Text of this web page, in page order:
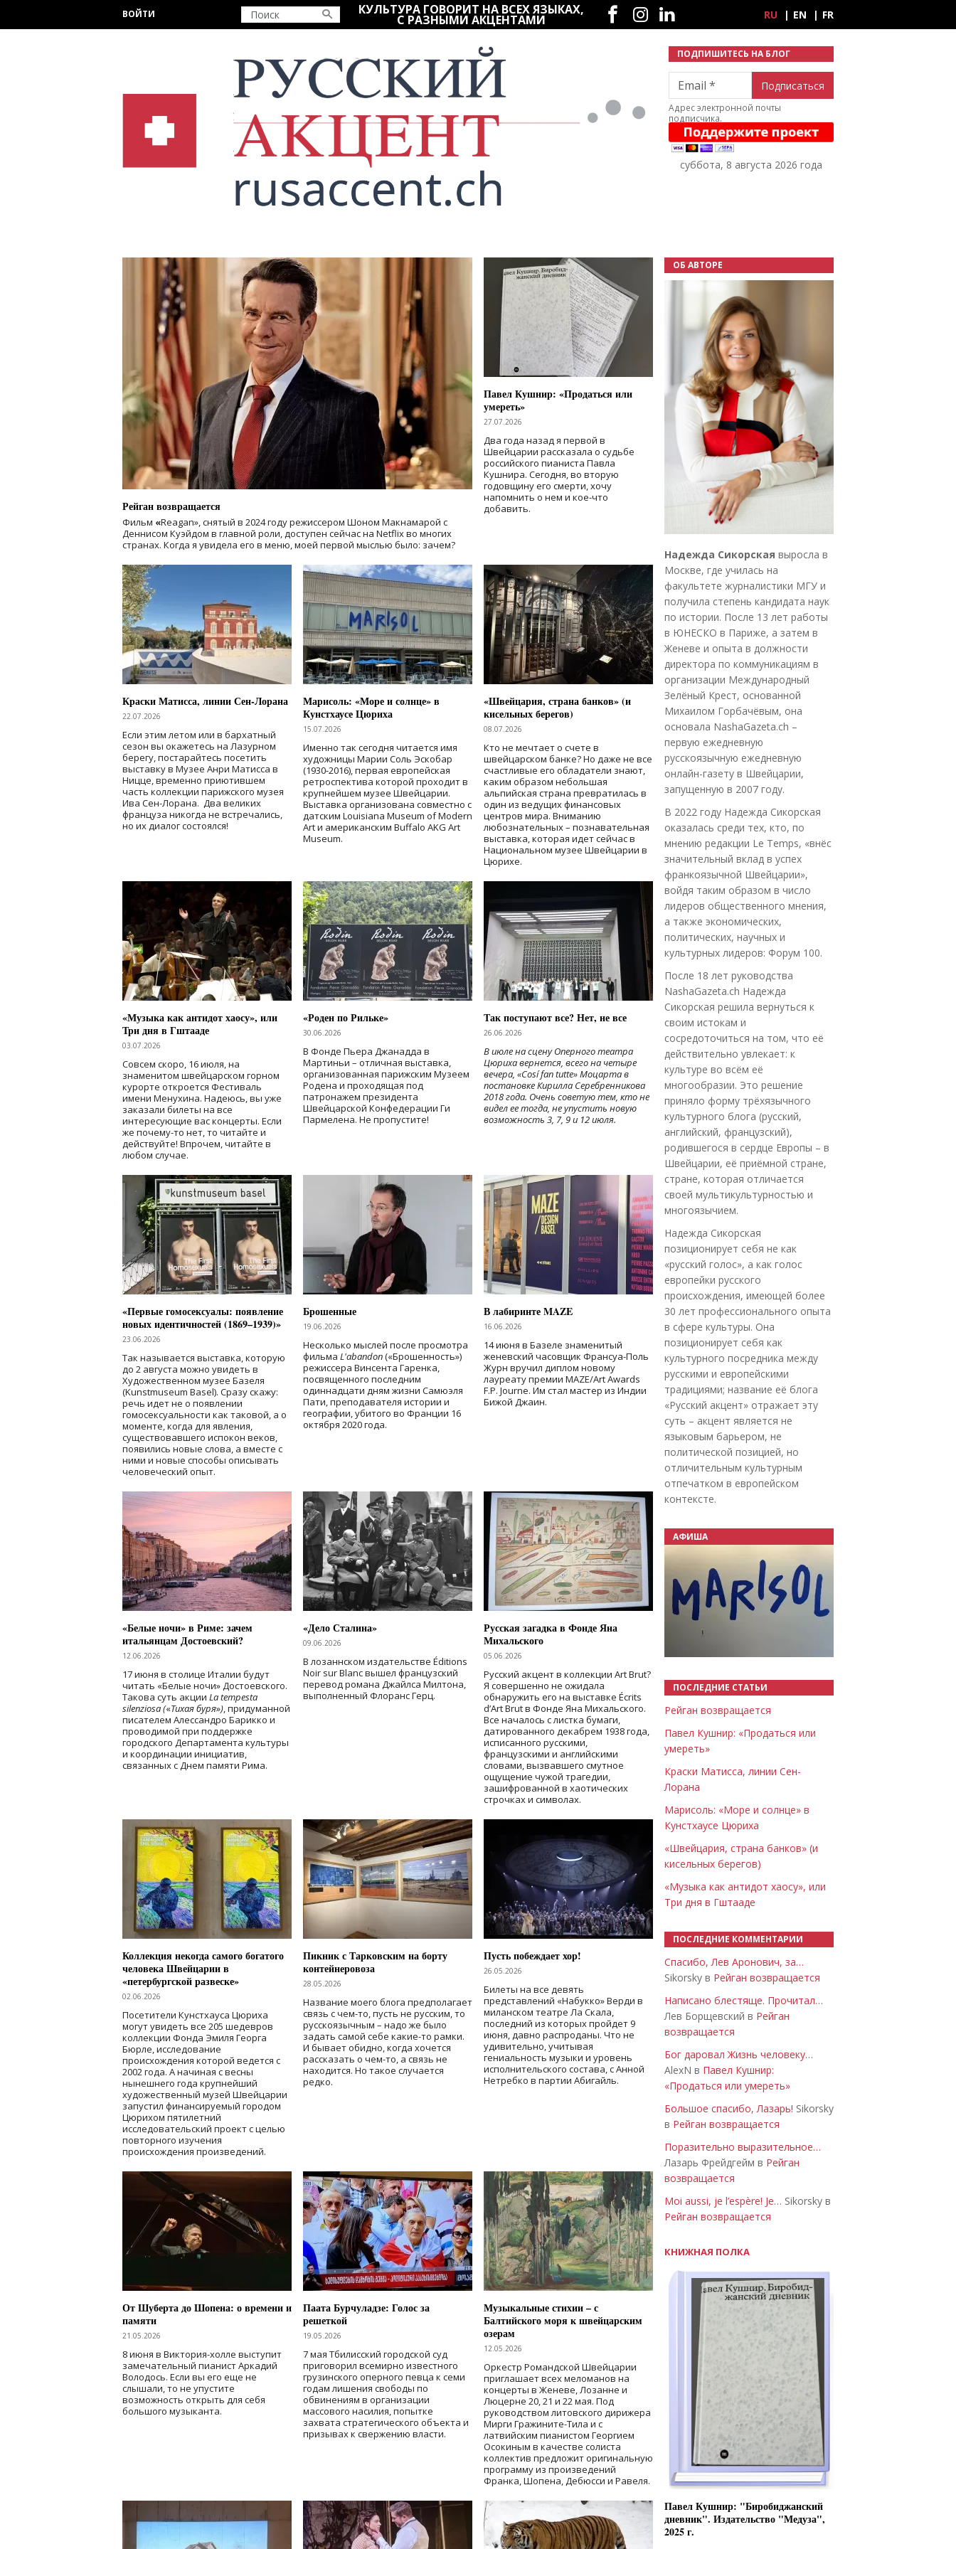
ВОЙТИ КУЛЬТУРА ГОВОРИТ НА ВСЕХ ЯЗЫКАХ,
С РАЗНЫМИ АКЦЕНТАМИ
Социальные сети
RU EN FR
ПОДПИШИТЕСЬ НА БЛОГ
Email
Адрес электронной почты
подписчика.
суббота, 8 августа 2026 года
Рейган возвращается
Фильм «Reagan», снятый в 2024 годурежиссером Шоном Макнамарой с
Деннисом Куэйдом в главной роли, доступен сейчас на Netflix во многих
странах. Когда я увидела его в меню, моей первой мыслью было: зачем?
Павел Кушнир: «Продаться или
умереть»
27.07.2026
Два года назад я первой в
Швейцарии рассказала о судьбе
российского пианиста Павла
Кушнира. Сегодня, во вторую
годовщину его смерти, хочу
напомнить о нем и кое-что
добавить.
Краски Матисса, линии Сен-Лорана
22.07.2026
Если этим летом или в бархатный
сезон вы окажетесь на Лазурном
берегу, постарайтесь посетить
выставку в Музее Анри Матисса в
Ницце, временно приютившем
часть коллекции парижского музея
Ива Сен-Лорана. Два великих
француза никогда не встречались,
но их диалог состоялся!
Марисоль: «Море и солнце» в
Кунстхаусе Цюриха
15.07.2026
Именно так сегодня читается имя
художницы Марии Соль Эскобар
(1930-2016), первая европейская
ретроспектива которой проходит в
крупнейшем музее Швейцарии.
Выставка организована совместно с
датским Louisiana Museum of Modern
Art и американским Buffalo AKG Art
Museum.
«Швейцария, страна банков» (и
кисельных берегов)
08.07.2026
Кто не мечтает о счете в
швейцарском банке? Но даже не все
счастливые его обладатели знают,
каким образом небольшая
альпийская страна превратилась в
один из ведущих финансовых
центров мира. Вниманию
любознательных – познавательная
выставка, которая идет сейчас в
Национальном музее Швейцарии в
Цюрихе.
«Музыка как антидот хаосу», или
Три дня в Гштааде
03.07.2026
Совсем скоро, 16 июля, на
знаменитом швейцарском горном
курорте откроется Фестиваль
имени Менухина. Надеюсь, вы уже
заказали билеты на все
интересующие вас концерты. Если
же почему-то нет, то читайте и
действуйте! Впрочем, читайте в
любом случае.
«Роден по Рильке»
30.06.2026
В Фонде Пьера Джанадда в
Мартиньи – отличная выставка,
организованная парижским Музеем
Родена и проходящая под
патронажем президента
Швейцарской Конфедерации Ги
Пармелена. Не пропустите!
Так поступают все? Нет, не все
26.06.2026
В июле на сцену Оперного театра
Цюриха вернется, всего на четыре
вечера, «Cosí fan tutte» Моцарта в
постановке Кирилла Серебренникова
2018 года. Очень советую тем, кто не
видел ее тогда, не упустить новую
возможность 3, 7, 9 и 12 июля.
«Первые гомосексуалы: появление
новых идентичностей (1869–1939)»
23.06.2026
Так называется выставка, которую
до 2 августа можно увидеть в
Художественном музее Базеля
(Kunstmuseum Basel). Сразу скажу:
речь идет не о появлении
гомосексуальности как таковой, а о
моменте, когда для явления,
существовавшего испокон веков,
появились новые слова, а вместе с
ними и новые способы описывать
человеческий опыт.
Брошенные
19.06.2026
Несколько мыслей после просмотра
фильма L'abandon(«Брошенность»)
режиссера Винсента Гаренка,
посвященного последним
одиннадцати дням жизни Самюэля
Пати, преподавателя истории и
географии, убитого во Франции 16
октября 2020 года.
В лабиринте MAZE
16.06.2026
14 июня в Базеле знаменитый
женевский часовщик Франсуа-Поль
Журн вручил диплом новому
лауреату премии MAZE/Art Awards
F.P. Journe. Им стал мастер из Индии
Бижой Джаин.
«Белые ночи» в Риме: зачем
итальянцам Достоевский?
12.06.2026
17 июня в столице Италии будут
читать «Белые ночи» Достоевского.
Такова суть акции La tempesta
silenziosa («Тихая буря»), придуманной
писателем Алессандро Барикко и
проводимой при поддержке
городского Департамента культуры
и координации инициатив,
связанных с Днем памяти Рима.
«Дело Сталина»
09.06.2026
В лозаннском издательстве Éditions
Noir sur Blanc вышел французский
перевод романа Джайлса Милтона,
выполненный Флоранс Герц.
Русская загадка в Фонде Яна
Михальского
05.06.2026
Русский акцент в коллекции Art Brut?
Я совершенно не ожидала
обнаружить его на выставке Écrits
d’Art Brut в Фонде Яна Михальского.
Все началось с листка бумаги,
датированного декабрем 1938 года,
исписанного русскими,
французскими и английскими
словами, вызвавшего смутное
ощущение чужой трагедии,
зашифрованной в хаотических
строчках и символах.
Коллекция некогда самого богатого
человека Швейцарии в
«петербургской развеске»
02.06.2026
Посетители Кунстхауса Цюриха
могут увидеть все 205 шедевров
коллекции Фонда Эмиля Георга
Бюрле, исследование
происхождения которой ведется с
2002 года. А начиная с весны
нынешнего года крупнейший
художественный музей Швейцарии
запустил финансируемый городом
Цюрихом пятилетний
исследовательский проект с целью
повторного изучения
происхождения произведений.
Пикник с Тарковским на борту
контейнеровоза
28.05.2026
Название моего блога предполагает
связь с чем-то, пусть не русским, то
русскоязычным – надо же было
задать самой себе какие-то рамки.
И бывает обидно, когда хочется
рассказать о чем-то, а связь не
находится. Но такое случается
редко.
Пусть побеждает хор!
26.05.2026
Билеты на все девять
представлений «Набукко» Верди в
миланском театре Ла Скала,
последний из которых пройдет 9
июня, давно распроданы. Что не
удивительно, учитывая
гениальность музыки и уровень
исполнительского состава, с Анной
Нетребко в партии Абигайль.
От Шуберта до Шопена: о времени и
памяти
21.05.2026
8 июня в Виктория-холле выступит
замечательный пианист Аркадий
Володось. Если вы его еще не
слышали, то не упустите
возможность открыть для себя
большого музыканта.
Паата Бурчуладзе: Голос за
решеткой
19.05.2026
7 мая Тбилисский городской суд
приговорил всемирно известного
грузинского оперного певца к семи
годам лишения свободы по
обвинениям в организации
массового насилия, попытке
захвата стратегического объекта и
призывах к свержению власти.
Музыкальные стихии – с
Балтийского моря к швейцарским
озерам
12.05.2026
Оркестр Романдской Швейцарии
приглашает всех меломанов на
концерты в Женеве, Лозанне и
Люцерне 20, 21 и 22 мая. Под
руководством литовского дирижера
Мирги Гражините-Тила и с
латвийским пианистом Георгием
Осокиным в качестве солиста
коллектив предложит оригинальную
программу из произведений
Франка, Шопена, Дебюсси и Равеля.
ОБ АВТОРЕ
Надежда Сикорская выросла в
Москве, где училась на
факультете журналистики МГУ и
получила степень кандидата наук
по истории. После 13 лет работы
в ЮНЕСКО в Париже, а затем в
Женеве и опыта в должности
директора по коммуникациям в
организации Международный
Зелёный Крест, основанной
Михаилом Горбачёвым, она
основала NashaGazeta.ch –
первую ежедневную
русскоязычную ежедневную
онлайн-газету в Швейцарии,
запущенную в 2007 году.
В 2022 году Надежда Сикорская
оказалась среди тех, кто, по
мнению редакции Le Temps, «внёс
значительный вклад в успех
франкоязычной Швейцарии»,
войдя таким образом в число
лидеров общественного мнения,
а также экономических,
политических, научных и
культурных лидеров: Форум 100.
После 18 лет руководства
NashaGazeta.ch Надежда
Сикорская решила вернуться к
своим истокам и
сосредоточиться на том, что её
действительно увлекает: к
культуре во всём её
многообразии. Это решение
приняло форму трёхязычного
культурного блога (русский,
английский, французский),
родившегося в сердце Европы – в
Швейцарии, её приёмной стране,
стране, которая отличается
своей мультикультурностью и
многоязычием.
Надежда Сикорская
позиционирует себя не как
«русский голос», а как голос
европейки русского
происхождения, имеющей более
30 лет профессионального опыта
в сфере культуры. Она
позиционирует себя как
культурного посредника между
русскими и европейскими
традициями; название её блога
«Русский акцент» отражает эту
суть – акцент является не
языковым барьером, не
политической позицией, но
отличительным культурным
отпечатком в европейском
контексте.
АФИША
ПОСЛЕДНИЕ СТАТЬИ
Рейган возвращается
Павел Кушнир: «Продаться или
умереть»
Краски Матисса, линии Сен-
Лорана
Марисоль: «Море и солнце» в
Кунстхаусе Цюриха
«Швейцария, страна банков» (и
кисельных берегов)
«Музыка как антидот хаосу», или
Три дня в Гштааде
ПОСЛЕДНИЕ КОММЕНТАРИИ
Спасибо, Лев Аронович, за…
Sikorsky в Рейган возвращается
Написано блестяще. Прочитал…
Лев Борщевский в Рейган
возвращается
Бог даровал Жизнь человеку…
AlexN в Павел Кушнир:
«Продаться или умереть»
Большое спасибо, Лазарь! Sikorsky
в Рейган возвращается
Поразительно выразительное…
Лазарь Фрейдгейм в Рейган
возвращается
Moi aussi, je l’espère! Je… Sikorsky в
Рейган возвращается
КНИЖНАЯ ПОЛКА
Павел Кушнир: "Биробиджанский
дневник". Издательство "Медуза",
2025 г.